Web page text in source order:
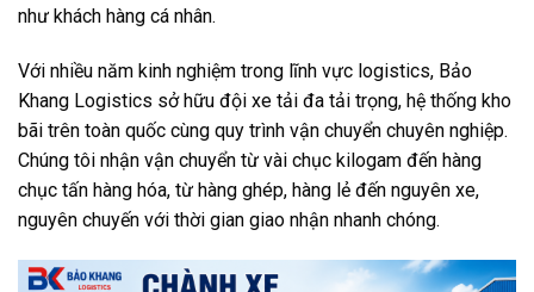
như khách hàng cá nhân.
Với nhiều năm kinh nghiệm trong lĩnh vực logistics, Bảo
Khang Logistics sở hữu đội xe tải đa tải trọng, hệ thống kho
bãi trên toàn quốc cùng quy trình vận chuyển chuyên nghiệp.
Chúng tôi nhận vận chuyển từ vài chục kilogam đến hàng
chục tấn hàng hóa, từ hàng ghép, hàng lẻ đến nguyên xe,
nguyên chuyến với thời gian giao nhận nhanh chóng.